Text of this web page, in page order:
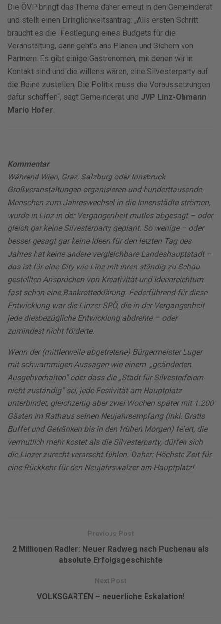
Die ÖVP bringt das Thema daher erneut in den Gemeinderat
und stellt einen Dringlichkeitsantrag: „Alls ersten Schritt
braucht es die Festlegung eines Budgets für die
Veranstaltung, dann geht’s ans Planen und Sichern von
Partnern. Es gibt einige Gastronomen, mit denen wir in
Kontakt sind und die willens wären, eine Silvesterparty auf
die Beine zustellen. Die Politik muss die Voraussetzungen
dafür schaffen“, sagt Gemeinderat und JVP Linz-Obmann
Mario Hofer.
Kommentar
Während Wien, Graz, Salzburg oder Innsbruck
Großveranstaltungen organisieren und hunderttausende
Menschen zum Jahreswechsel in die Innenstädte strömen,
wurde in Linz in der Vergangenheit mutlos abgesagt – oder
gleich gar keine Silvesterparty geplant. So wenige – oder
besser gesagt gar keine Ideen für den letzten Tag des
Jahres hat keine andere vergleichbare Landeshauptstadt –
das ist für eine City wie Linz mit ihren ständig zu Schau
gestellten Ansprüchen von Kreativität und Ideenreichtum
fast schon eine Bankrotterklärung. Federführend für diese
Entwicklung war die Linzer SPÖ, die in der Vergangenheit
jede diesbezügliche Entwicklung abdrehte – oder
zumindest nicht förderte.
Wenn der (mittlerweile abgetretene) Bürgermeister Luger
mit schwammigen Aussagen wie einem „geänderten
Ausgehverhalten“ oder dass die „Stadt für Silvesterfeiern
nicht zuständig“ sei, jede Festivität am Hauptplatz
unterbindet, gleichzeitig aber zwei Wochen später mit 1.200
Gästen im Rathaus seinen Neujahrsempfang (inkl. Gratis
Buffet und Getränken bis in den frühen Morgen) feiert, die
vermutlich mehr kostet als die Silvesterparty, dürfen sich
die Linzer zurecht verarscht fühlen. Daher: Höchste Zeit für
eine Rückkehr für den Neujahrswalzer am Hauptplatz!
Previous Post
2 Millionen Radler: Neuer Radweg nach Puchenau als
absolute Erfolgsgeschichte
Next Post
VOLKSGARTEN – neuerliche Eskalation!